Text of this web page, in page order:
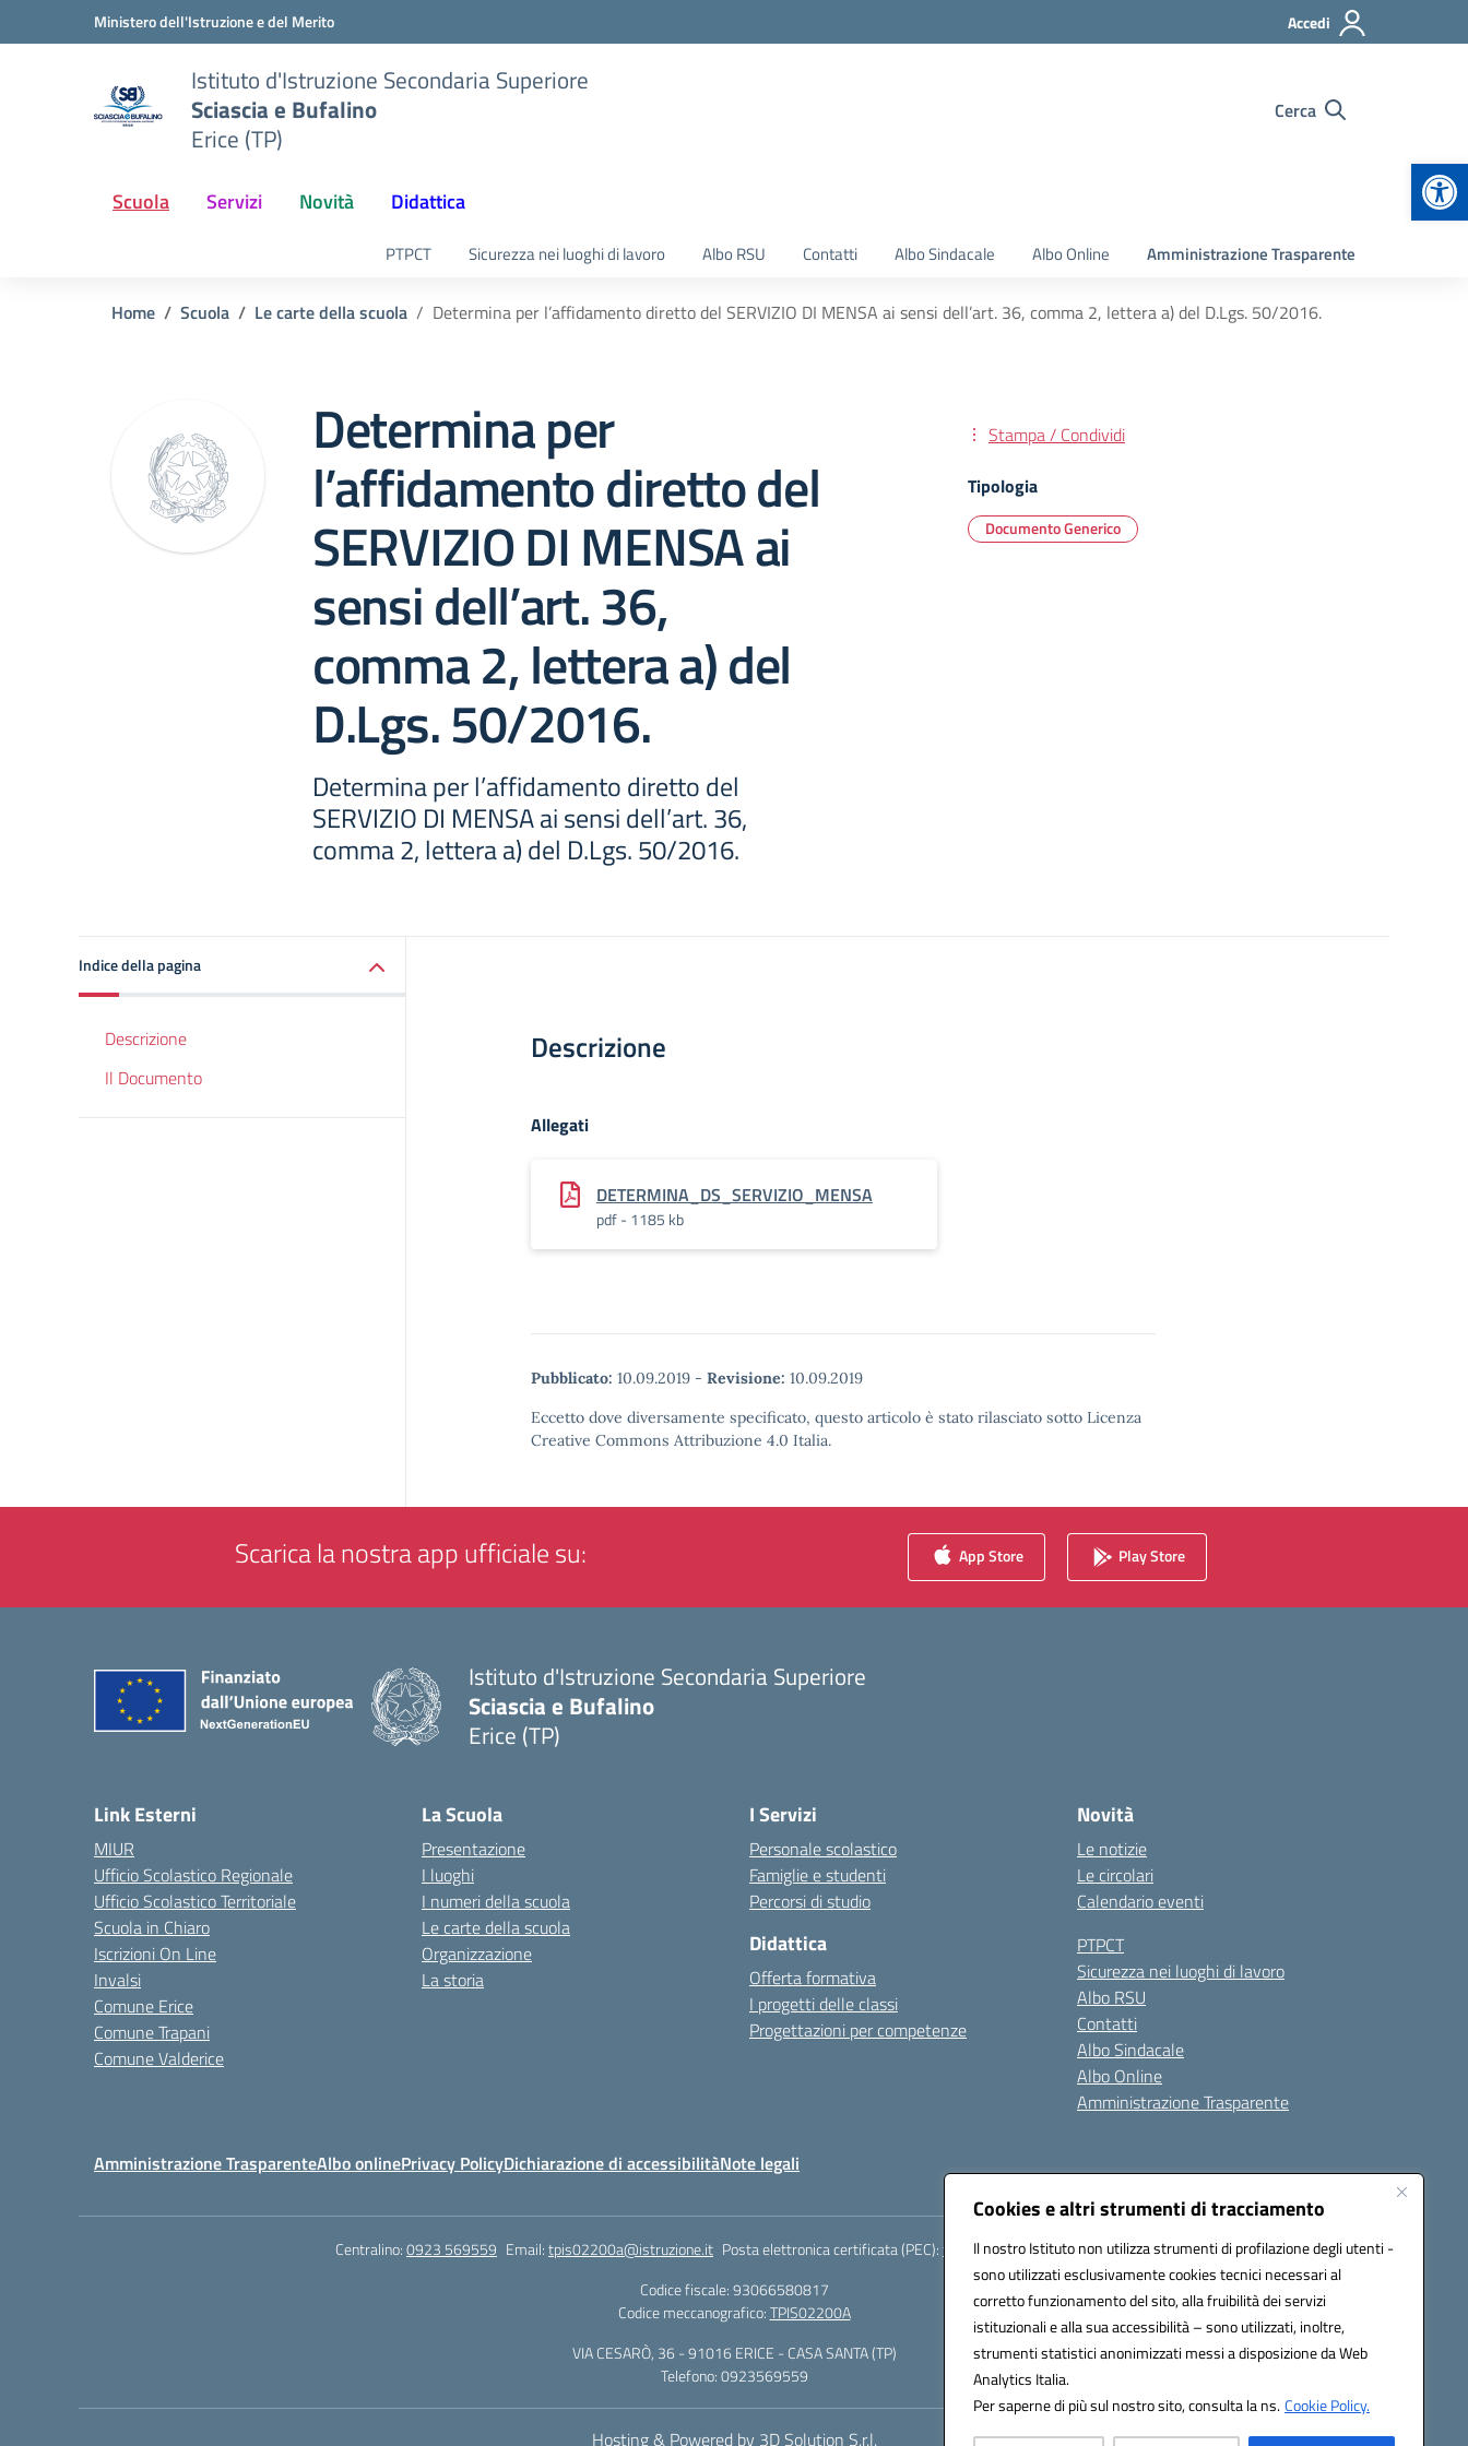
Cookies e altri strumenti di tracciamento
Il nostro Istituto non utilizza strumenti di profilazione degli utenti -
sono utilizzati esclusivamente cookies tecnici necessari al
corretto funzionamento del sito, alla fruibilità dei servizi
istituzionali e alla sua accessibilità – sono utilizzati, inoltre,
strumenti statistici anonimizzati messi a disposizione da Web
Analytics Italia.
Per saperne di più sul nostro sito, consulta la ns.Cookie Policy.
Vai ai contenuti
Vai al menu di navigazioneMinistero dell'Istruzione e del Merito Accedi
Istituto d'Istruzione Secondaria Superiore
Sciascia e Bufalino
Erice (TP)
Cerca
Scuola Servizi Novità Didattica
PTPCT Sicurezza nei luoghi di lavoro Albo RSU Contatti Albo Sindacale Albo Online Amministrazione Trasparente
Home Scuola Le carte della scuola Determina per l’affidamento diretto del SERVIZIO DI MENSA ai sensi dell’art. 36, comma 2, lettera a) del D.Lgs. 50/2016.
Determina per
l’affidamento diretto del
SERVIZIO DI MENSA ai
sensi dell’art. 36,
comma 2, lettera a) del
D.Lgs. 50/2016.
Determina per l’affidamento diretto del
SERVIZIO DI MENSA ai sensi dell’art. 36,
comma 2, lettera a) del D.Lgs. 50/2016.
Stampa / Condividi
Tipologia
Documento Generico
Indice della pagina
Descrizione
Il Documento
Descrizione
Allegati
DETERMINA_DS_SERVIZIO_MENSA
pdf - 1185 kb
Pubblicato: 10.09.2019 - Revisione: 10.09.2019
Eccetto dove diversamente specificato, questo articolo è stato rilasciato sotto Licenza
Creative Commons Attribuzione 4.0 Italia.
Scarica la nostra app ufficiale su: App Store Play Store
Istituto d'Istruzione Secondaria Superiore
Sciascia e Bufalino
Erice (TP)
Link Esterni
MIUR
Ufficio Scolastico Regionale
Ufficio Scolastico Territoriale
Scuola in Chiaro
Iscrizioni On Line
Invalsi
Comune Erice
Comune Trapani
Comune Valderice
La Scuola
Presentazione
I luoghi
I numeri della scuola
Le carte della scuola
Organizzazione
La storia
I Servizi
Personale scolastico
Famiglie e studenti
Percorsi di studio
Didattica
Offerta formativa
I progetti delle classi
Progettazioni per competenze
Novità
Le notizie
Le circolari
Calendario eventi
PTPCT
Sicurezza nei luoghi di lavoro
Albo RSU
Contatti
Albo Sindacale
Albo Online
Amministrazione Trasparente
Amministrazione TrasparenteAlbo onlinePrivacy PolicyDichiarazione di accessibilitàNote legali
Centralino:0923 569559 Email:tpis02200a@istruzione.it Posta elettronica certificata (PEC):tpis02200a@pec.istruzione.it
Codice fiscale: 93066580817
Codice meccanografico:TPIS02200A
VIA CESARÒ, 36 - 91016 ERICE - CASA SANTA (TP)
Telefono: 0923569559
Hosting & Powered by 3D Solution S.r.l.